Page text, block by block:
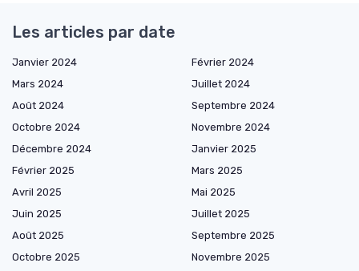
Les articles par date
Janvier 2024
Février 2024
Mars 2024
Juillet 2024
Août 2024
Septembre 2024
Octobre 2024
Novembre 2024
Décembre 2024
Janvier 2025
Février 2025
Mars 2025
Avril 2025
Mai 2025
Juin 2025
Juillet 2025
Août 2025
Septembre 2025
Octobre 2025
Novembre 2025